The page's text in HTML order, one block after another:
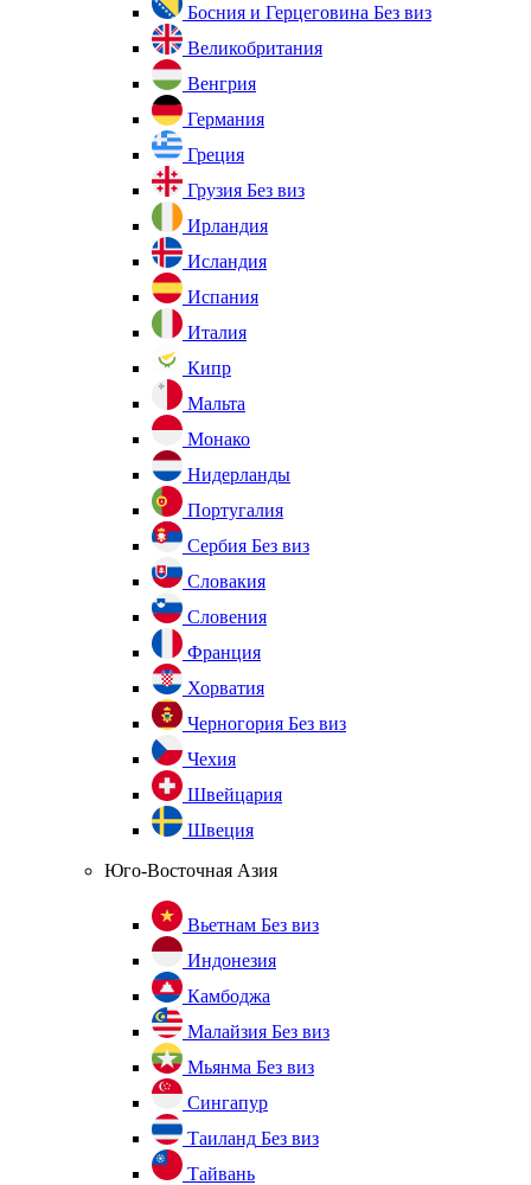
Босния и Герцеговина Без виз
Великобритания
Венгрия
Германия
Греция
Грузия Без виз
Ирландия
Исландия
Испания
Италия
Кипр
Мальта
Монако
Нидерланды
Португалия
Сербия Без виз
Словакия
Словения
Франция
Хорватия
Черногория Без виз
Чехия
Швейцария
Швеция
Юго-Восточная Азия
Вьетнам Без виз
Индонезия
Камбоджа
Малайзия Без виз
Мьянма Без виз
Сингапур
Таиланд Без виз
Тайвань